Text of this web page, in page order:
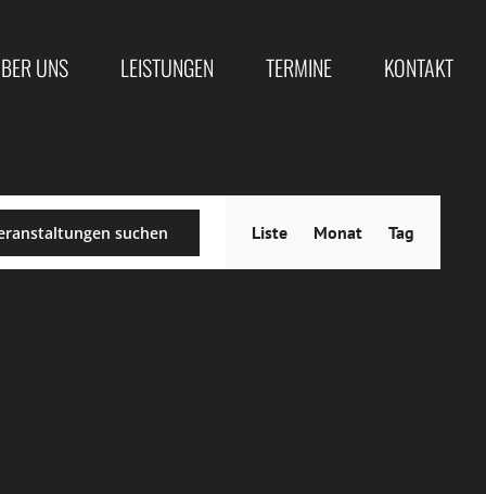
UNS LEISTUNGEN TERMINE KONTAKT
suchen Liste Monat Tag